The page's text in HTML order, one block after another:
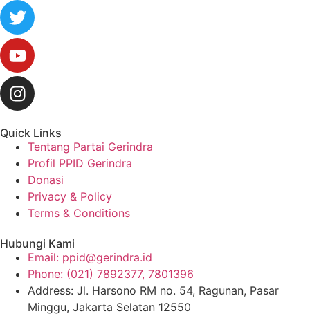
Quick Links
Tentang Partai Gerindra
Profil PPID Gerindra
Donasi
Privacy & Policy
Terms & Conditions
Hubungi Kami
Email: ppid@gerindra.id
Phone: (021) 7892377, 7801396
Address: Jl. Harsono RM no. 54, Ragunan, Pasar
Minggu, Jakarta Selatan 12550